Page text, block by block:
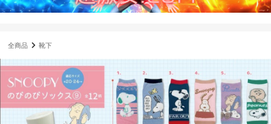
全商品 靴下